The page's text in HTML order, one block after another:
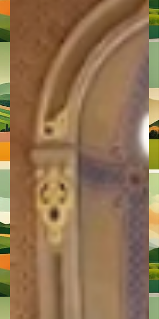
Festival dell’EST NarrazioniUltraconfine, un
festival dedicato ai temi della memoria, delle
migrazioni, dei conflitti e delle identità
europee attraverso il linguaggio del
giornalismo, della testimonianza diretta e
del cinema documentario. “Quando
abbiamo pensato a MOZAIK - dichia